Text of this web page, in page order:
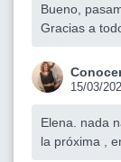
Bueno,
Gracias a
15/03/
Elena. nada
la próxima ,